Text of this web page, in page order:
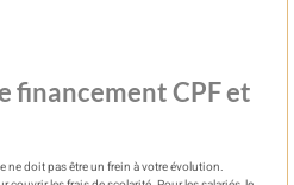
financement CPF et
ne doit pas être un frein à votre évolution.